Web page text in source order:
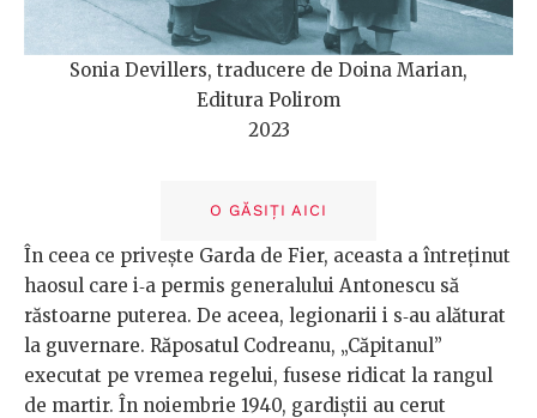
Sonia Devillers, traducere de Doina Marian,
Editura Polirom
2023
O GĂSIȚI AICI
În ceea ce privește Garda de Fier, aceasta a întreținut
haosul care i‑a permis generalului Antonescu să
răstoarne puterea. De aceea, legionarii i s‑au alăturat
la guvernare. Răposatul Codreanu, „Căpitanul”
executat pe vremea regelui, fusese ridicat la rangul
de martir. În noiembrie 1940, gardiștii au cerut